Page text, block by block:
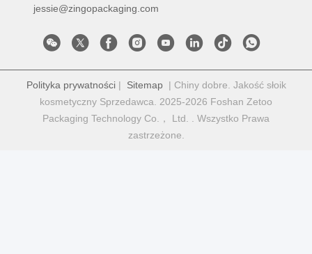
jessie@zingopackaging.com
Polityka prywatności| Sitemap| Chiny dobre. Jakość słoik
kosmetyczny Sprzedawca. 2025-2026 Foshan Zetoo
Packaging Technology Co.， Ltd. . Wszystko Prawa
zastrzeżone.